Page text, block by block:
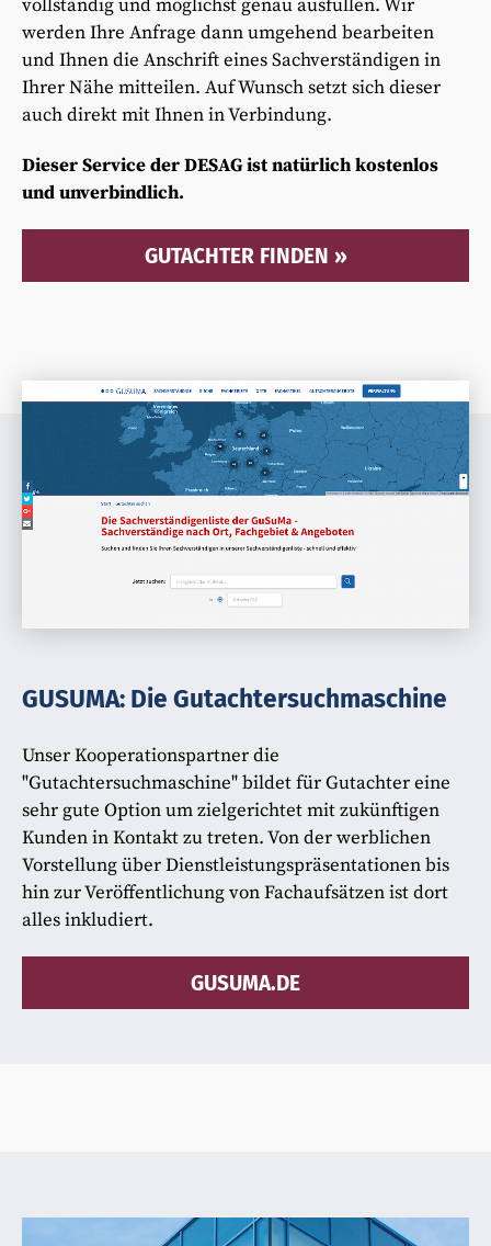
vollständig und möglichst genau ausfüllen. Wir
werden Ihre Anfrage dann umgehend bearbeiten
und Ihnen die Anschrift eines Sachverständigen in
Ihrer Nähe mitteilen. Auf Wunsch setzt sich dieser
auch direkt mit Ihnen in Verbindung.
Dieser Service der DESAG ist natürlich kostenlos
und unverbindlich.
GUTACHTER FINDEN »
GUSUMA: Die Gutachtersuchmaschine
Unser Kooperationspartner die
"Gutachtersuchmaschine" bildet für Gutachter eine
sehr gute Option um zielgerichtet mit zukünftigen
Kunden in Kontakt zu treten. Von der werblichen
Vorstellung über Dienstleistungspräsentationen bis
hin zur Veröffentlichung von Fachaufsätzen ist dort
alles inkludiert.
GUSUMA.DE